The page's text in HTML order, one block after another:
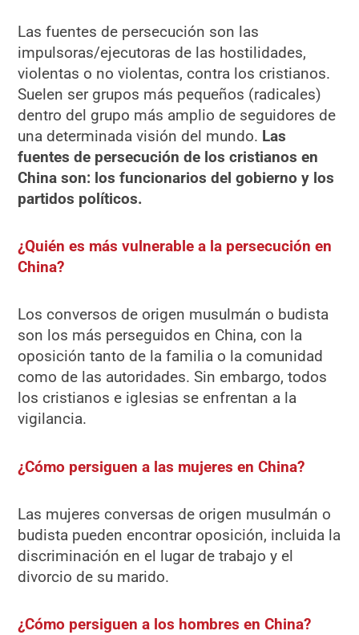
Las fuentes de persecución son las
impulsoras/ejecutoras de las hostilidades,
violentas o no violentas, contra los cristianos.
Suelen ser grupos más pequeños (radicales)
dentro del grupo más amplio de seguidores de
una determinada visión del mundo. Las
fuentes de persecución de los cristianos en
China son: los funcionarios del gobierno y los
partidos políticos.
¿Quién es más vulnerable a la persecución en
China?
Los conversos de origen musulmán o budista
son los más perseguidos en China, con la
oposición tanto de la familia o la comunidad
como de las autoridades. Sin embargo, todos
los cristianos e iglesias se enfrentan a la
vigilancia.
¿Cómo persiguen a las mujeres en China?
Las mujeres conversas de origen musulmán o
budista pueden encontrar oposición, incluida la
discriminación en el lugar de trabajo y el
divorcio de su marido.
¿Cómo persiguen a los hombres en China?